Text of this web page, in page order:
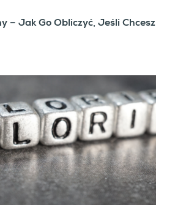
– Jak Go Obliczyć, Jeśli Chcesz